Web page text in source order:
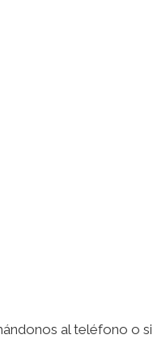
al teléfono o